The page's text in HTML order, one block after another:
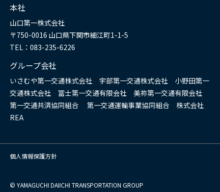
本社
山口第一株式会社
〒750-0016 山口県下関市細江町1-1-5
TEL：083-235-6226
グループ会社
いさむや第一交通株式会社 宇部第一交通株式会社 小野田第一
交通株式会社 冨士第一交通有限会社 美祢第一交通有限会社
第一交通共済協同組合 第一交通運輸事業協同組合 株式会社
REA
個人情報保護方針
© YAMAGUCHI DAIICHI TRANSPORTATION GROUP